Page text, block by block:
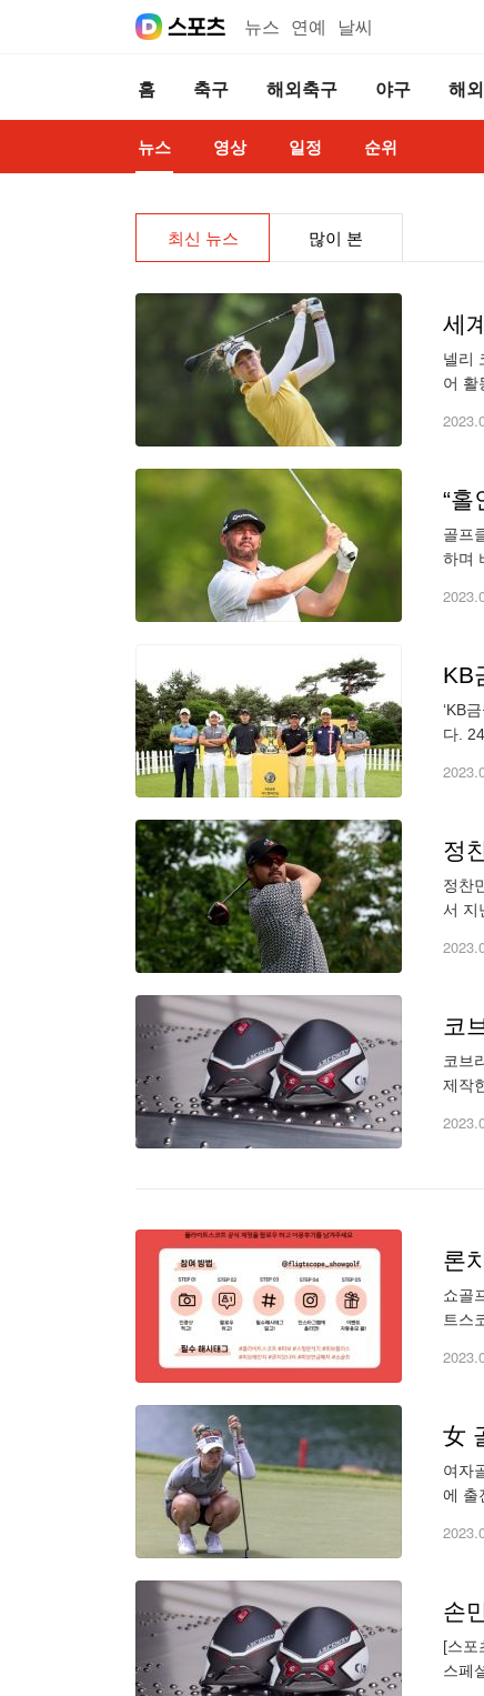
뉴스 연예 날씨
홈 축구 해외축구 야구 해
뉴스 영상 일정 순위
최신 뉴스 많이 본
세
넬리
어 활
“홀
골프
하며
KB
‘KB
다.
정
정찬
서 지
코
코브
제작
론
쇼골
트스
女
여자
에 출
[스포
스페